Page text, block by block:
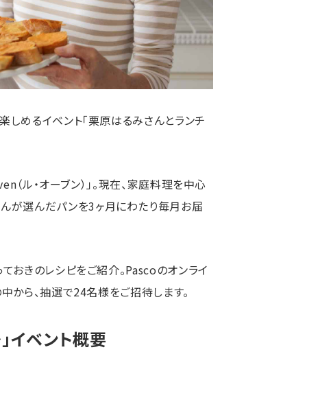
めるイベント「栗原はるみさんとランチ
ル・オーブン）」。現在、家庭料理を中心
が選んだパンを3ヶ月にわたり毎月お届
おきのレシピをご紹介。Pascoのオンライ
から、抽選で24名様をご招待します。
イベント概要